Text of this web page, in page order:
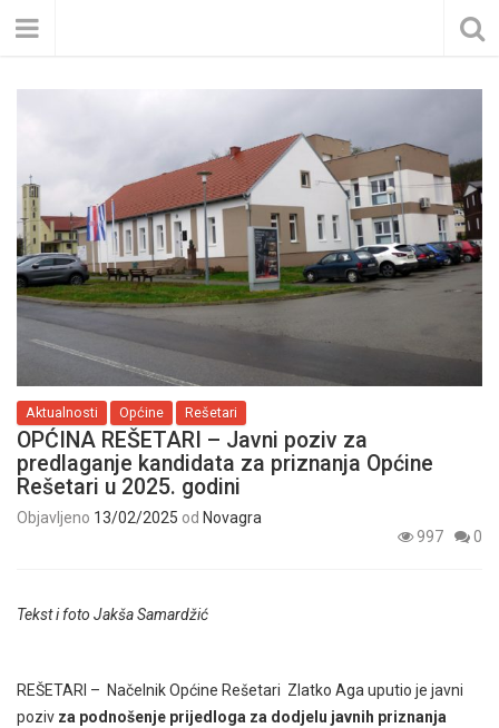
Aktualnosti Općine Rešetari
OPĆINA REŠETARI – Javni poziv za
predlaganje kandidata za priznanja Općine
Rešetari u 2025. godini
Objavljeno 13/02/2025 od Novagra
997
0
Tekst i foto Jakša Samardžić
REŠETARI – Načelnik Općine Rešetari Zlatko Aga uputio je javni
poziv za podnošenje prijedloga za dodjelu javnih priznanja